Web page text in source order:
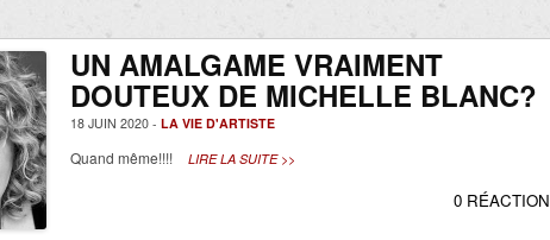
UN AMALGAME VRAIMENT
DOUTEUX DE MICHELLE BLANC?
18 JUIN 2020 - LA VIE D'ARTISTE
Quand même!!!! LIRE LA SUITE >>
0 RÉACTION